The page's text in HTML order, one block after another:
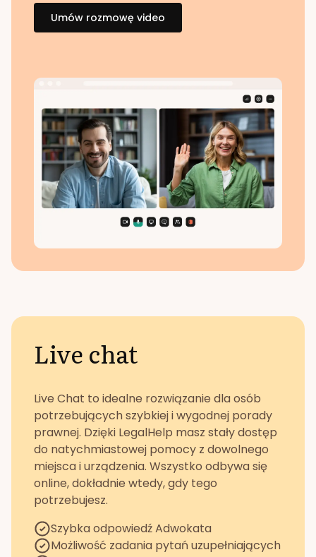
Umów rozmowę video
Live chat
Live Chat to idealne rozwiązanie dla osób
potrzebujących szybkiej i wygodnej porady
prawnej. Dzięki LegalHelp masz stały dostęp
do natychmiastowej pomocy z dowolnego
miejsca i urządzenia. Wszystko odbywa się
online, dokładnie wtedy, gdy tego
potrzebujesz.
Szybka odpowiedź Adwokata
Możliwość zadania pytań uzupełniających